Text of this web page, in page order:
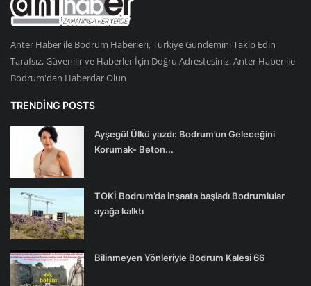
Anter Haber ile Bodrum Haberleri, Türkiye Gündemini Takip Edin
Tarafsız, Güvenilir ve Haberler İçin Doğru Adrestesiniz. Anter Haber ile
Bodrum'dan Haberdar Olun
TRENDING POSTS
Ayşegül Ülkü yazdı: Bodrum’un Geleceğini
Korumak- Beton...
TOKİ Bodrum’da inşaata başladı Bodrumlular
ayağa kalktı
Bilinmeyen Yönleriyle Bodrum Kalesi 66